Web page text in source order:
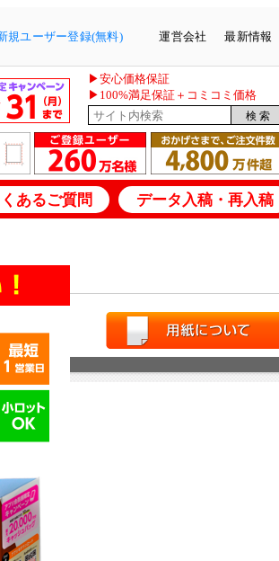
規ユーザー登録(無料) 運営会社 最新情報
▶安心価格保証
▶100%満足保証＋コミコミ価格
あるご質問 データ入稿・再入稿